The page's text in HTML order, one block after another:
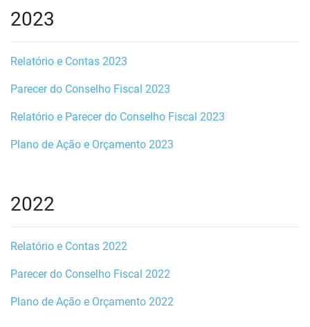
2023
Relatório e Contas 2023
Parecer do Conselho Fiscal 2023
Relatório e Parecer do Conselho Fiscal 2023
Plano de Ação e Orçamento 2023
2022
Relatório e Contas 2022
Parecer do Conselho Fiscal 2022
Plano de Ação e Orçamento 2022